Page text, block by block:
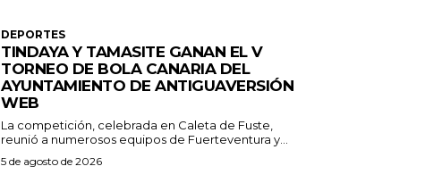
DEPORTES
TINDAYA Y TAMASITE GANAN EL V
TORNEO DE BOLA CANARIA DEL
AYUNTAMIENTO DE ANTIGUAVERSIÓN
WEB
La competición, celebrada en Caleta de Fuste,
reunió a numerosos equipos de Fuerteventura y...
5 de agosto de 2026